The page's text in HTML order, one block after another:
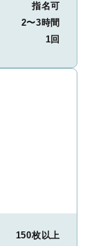
指名可
2〜3時間
1回
150枚以上